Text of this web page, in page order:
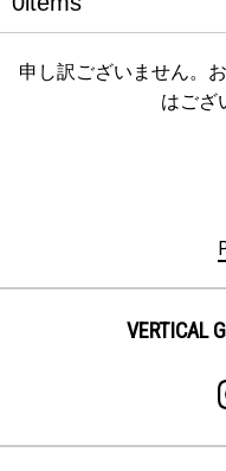
申し訳ございません。
はござ
VERTICAL